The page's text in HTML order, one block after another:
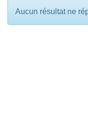
Aucun résultat ne